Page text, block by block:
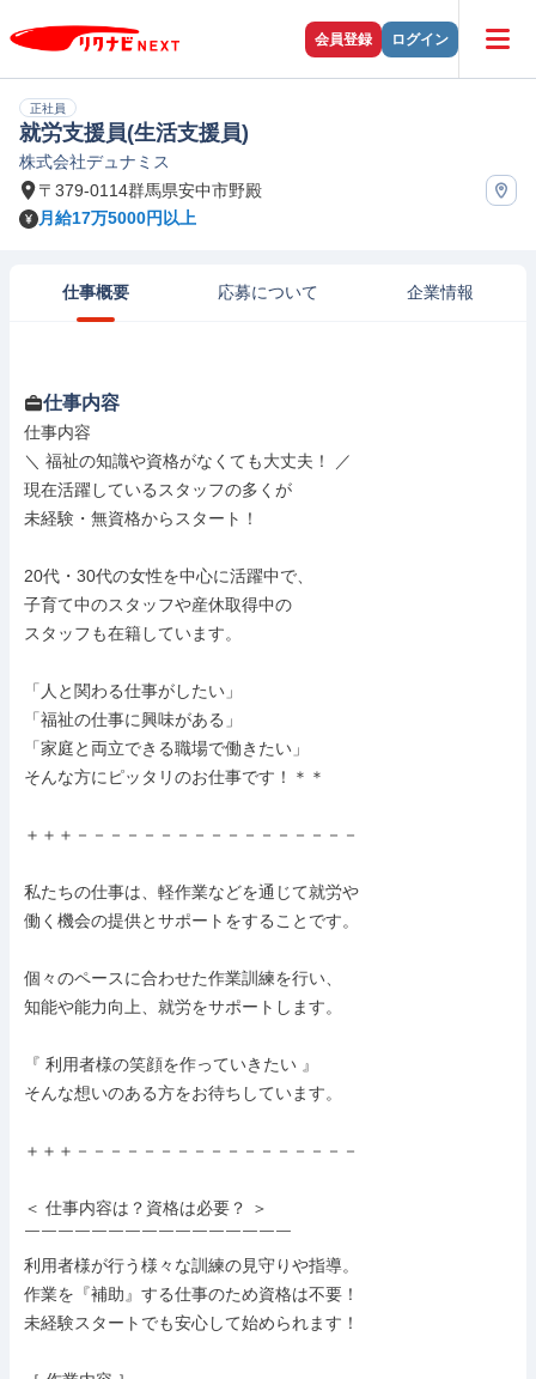
会員登録 ログイン
正社員
就労支援員(生活支援員)
株式会社デュナミス
〒379-0114群馬県安中市野殿
月給17万5000円以上
仕事概要 応募について 企業情報
仕事内容
仕事内容
＼ 福祉の知識や資格がなくても大丈夫！ ／
現在活躍しているスタッフの多くが
未経験・無資格からスタート！
20代・30代の女性を中心に活躍中で、
子育て中のスタッフや産休取得中の
スタッフも在籍しています。
「人と関わる仕事がしたい」
「福祉の仕事に興味がある」
「家庭と両立できる職場で働きたい」
そんな方にピッタリのお仕事です！＊＊
＋＋＋－－－－－－－－－－－－－－－－－
私たちの仕事は、軽作業などを通じて就労や
働く機会の提供とサポートをすることです。
個々のペースに合わせた作業訓練を行い、
知能や能力向上、就労をサポートします。
『 利用者様の笑顔を作っていきたい 』
そんな想いのある方をお待ちしています。
＋＋＋－－－－－－－－－－－－－－－－－
＜ 仕事内容は？資格は必要？ ＞
￣￣￣￣￣￣￣￣￣￣￣￣￣￣￣￣
利用者様が行う様々な訓練の見守りや指導。
作業を『補助』する仕事のため資格は不要！
未経験スタートでも安心して始められます！